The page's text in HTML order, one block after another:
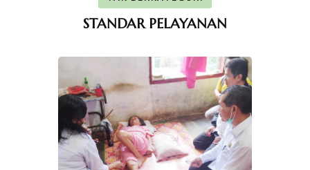
STANDAR PELAYANAN